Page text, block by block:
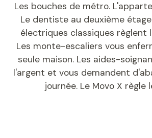
Les bouches de métro.
Le dentiste au deuxième
électriques classiques règlent
Les monte-escaliers vous
seule maison. Les aides-
l'argent et vous demandent
journée. Le Movo X règle